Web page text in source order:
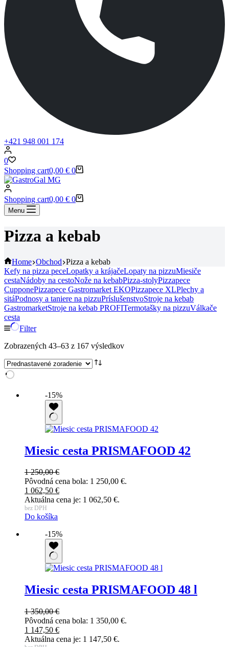
+421 948 001 174
0
Shopping cart0,00 € 0
Shopping cart0,00 € 0
Menu
Pizza a kebab
Home Obchod Pizza a kebab
Kefy na pizza peceLopatky a krájačeLopaty na pizzuMiesiče
cestaNádoby na cestoNože na kebabPizza-stolyPizzapece
CupponePizzapece Gastromarket EKOPizzapece XLPlechy a
sitáPodnosy a taniere na pizzuPríslušenstvoStroje na kebab
GastromarketStroje na kebab PROFITermotašky na pizzuVálkače
cesta
Filter
Zobrazených 43–63 z 167 výsledkov
-15%
Miesic cesta PRISMAFOOD 42
1 250,00€
Pôvodná cena bola: 1 250,00 €.
1 062,50 €
Aktuálna cena je: 1 062,50 €.
bez DPH
Do košíka
-15%
Miesic cesta PRISMAFOOD 48 l
1 350,00€
Pôvodná cena bola: 1 350,00 €.
1 147,50 €
Aktuálna cena je: 1 147,50 €.